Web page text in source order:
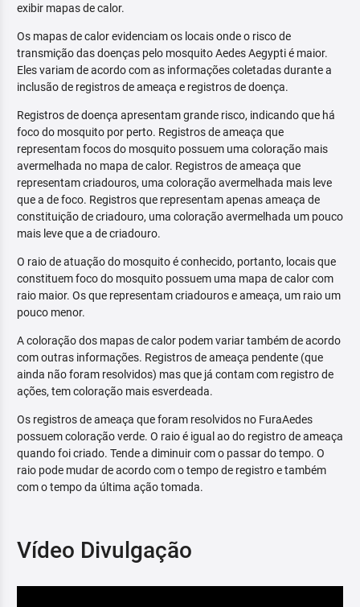
exibir mapas de calor.
Os mapas de calor evidenciam os locais onde o risco de
transmição das doenças pelo mosquito Aedes Aegypti é maior.
Eles variam de acordo com as informações coletadas durante a
inclusão de registros de ameaça e registros de doença.
Registros de doença apresentam grande risco, indicando que há
foco do mosquito por perto. Registros de ameaça que
representam focos do mosquito possuem uma coloração mais
avermelhada no mapa de calor. Registros de ameaça que
representam criadouros, uma coloração avermelhada mais leve
que a de foco. Registros que representam apenas ameaça de
constituição de criadouro, uma coloração avermelhada um pouco
mais leve que a de criadouro.
O raio de atuação do mosquito é conhecido, portanto, locais que
constituem foco do mosquito possuem uma mapa de calor com
raio maior. Os que representam criadouros e ameaça, um raio um
pouco menor.
A coloração dos mapas de calor podem variar também de acordo
com outras informações. Registros de ameaça pendente (que
ainda não foram resolvidos) mas que já contam com registro de
ações, tem coloração mais esverdeada.
Os registros de ameaça que foram resolvidos no FuraAedes
possuem coloração verde. O raio é igual ao do registro de ameaça
quando foi criado. Tende a diminuir com o passar do tempo. O
raio pode mudar de acordo com o tempo de registro e também
com o tempo da última ação tomada.
Vídeo Divulgação